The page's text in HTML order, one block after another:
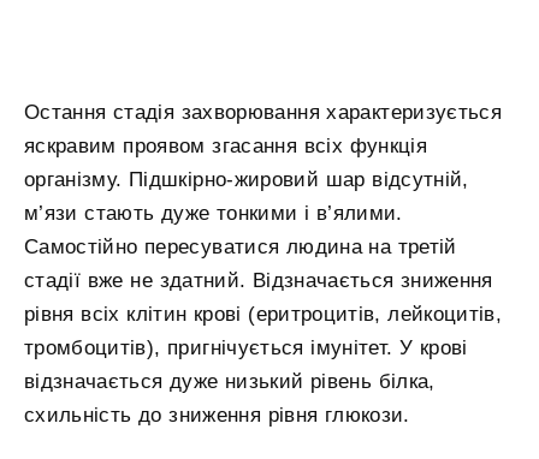
Остання стадія захворювання характеризується
яскравим проявом згасання всіх функція
організму. Підшкірно-жировий шар відсутній,
м’язи стають дуже тонкими і в’ялими.
Самостійно пересуватися людина на третій
стадії вже не здатний. Відзначається зниження
рівня всіх клітин крові (еритроцитів, лейкоцитів,
тромбоцитів), пригнічується імунітет. У крові
відзначається дуже низький рівень білка,
схильність до зниження рівня глюкози.